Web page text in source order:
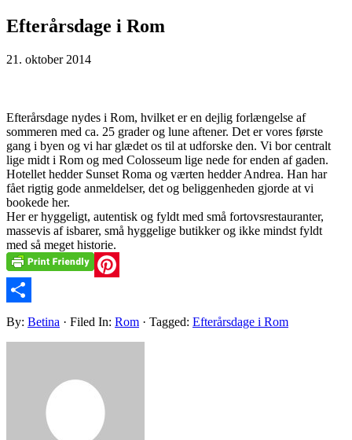
Efterårsdage i Rom
21. oktober 2014
Efterårsdage nydes i Rom, hvilket er en dejlig forlængelse af
sommeren med ca. 25 grader og lune aftener. Det er vores første
gang i byen og vi har glædet os til at udforske den. Vi bor centralt
lige midt i Rom og med Colosseum lige nede for enden af gaden.
Hotellet hedder Sunset Roma og værten hedder Andrea. Han har
fået rigtig gode anmeldelser, det og beliggenheden gjorde at vi
bookede her.
Her er hyggeligt, autentisk og fyldt med små fortovsrestauranter,
massevis af isbarer, små hyggelige butikker og ikke mindst fyldt
med så meget historie.
Pinterest
Share
By: Betina · Filed In: Rom · Tagged: Efterårsdage i Rom